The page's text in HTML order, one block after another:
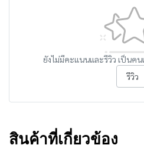
ยังไม่มีคะแนนและรีวิว เป็นค
รีวิว
สินค้าที่เกี่ยวข้อง